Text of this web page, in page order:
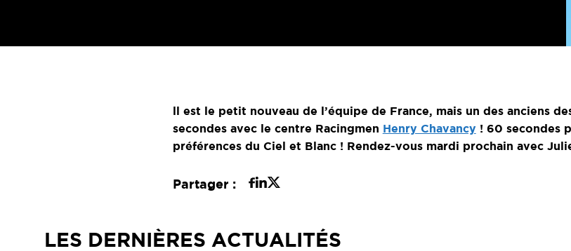
ll est le petit nouveau de l’équipe de France, mais un des anciens
secondes avec le centre Racingmen Henry Chavancy ! 60 secondes
préférences du Ciel et Blanc ! Rendez-vous mardi prochain avec
Partager :
LES DERNIÈRES ACTUALITÉS